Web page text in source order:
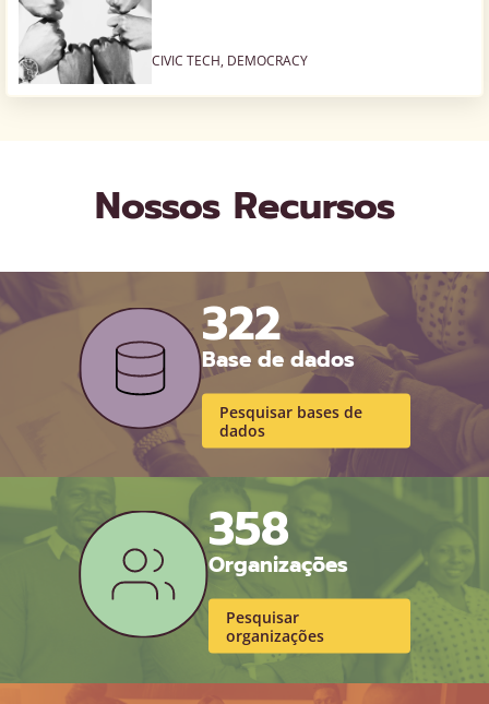
CIVIC TECH, DEMOCRACY
Nossos Recursos
322
Base de dados
Pesquisar bases de
dados
358
Organizações
Pesquisar
organizações